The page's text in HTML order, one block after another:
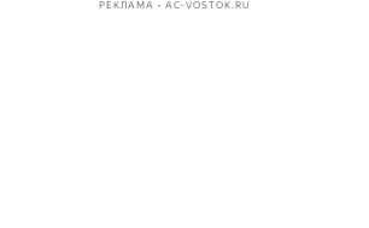
РЕКЛАМА • AC-VOSTOK.RU